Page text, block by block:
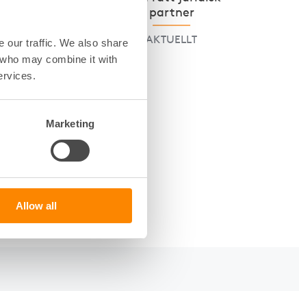
our traffic. We also share
may combine it with
Marketing
Allow all
partner
AKTUELLT